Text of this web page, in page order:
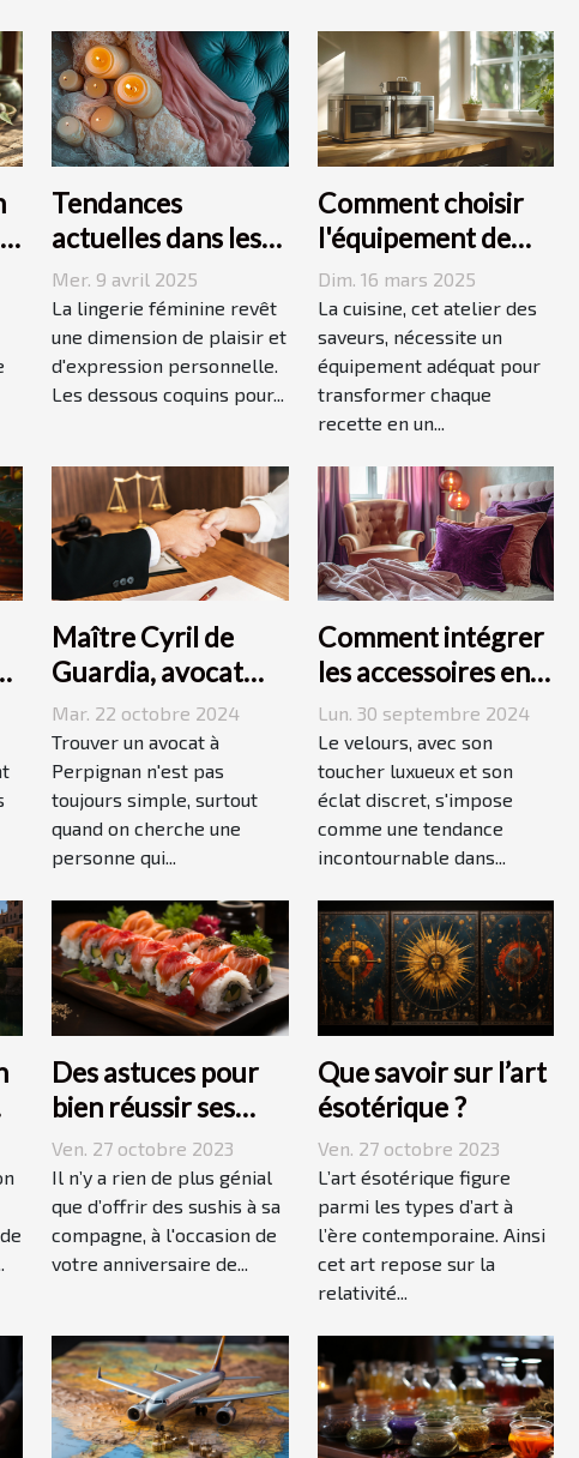
Tendances
actuelles dans les
dessous coquins
pour femmes
Mer. 9 avril 2025
La lingerie féminine revêt
une dimension de plaisir et
d'expression personnelle.
Les dessous coquins pour...
Comment choisir
l'équipement de
cuisine idéal pour
vos recettes
Dim. 16 mars 2025
La cuisine, cet atelier des
saveurs, nécessite un
équipement adéquat pour
transformer chaque
recette en un...
Maître Cyril de
Guardia, avocat
renommé à
Perpignan
Mar. 22 octobre 2024
Trouver un avocat à
Perpignan n'est pas
toujours simple, surtout
quand on cherche une
personne qui...
Comment intégrer
les accessoires en
velours dans votre
quotidien
Lun. 30 septembre 2024
Le velours, avec son
toucher luxueux et son
éclat discret, s'impose
comme une tendance
incontournable dans...
Des astuces pour
bien réussir ses
sushis !
Ven. 27 octobre 2023
Il n’y a rien de plus génial
que d’offrir des sushis à sa
compagne, à l'occasion de
votre anniversaire de...
Que savoir sur l’art
ésotérique ?
Ven. 27 octobre 2023
L’art ésotérique figure
parmi les types d’art à
l’ère contemporaine. Ainsi
cet art repose sur la
relativité...